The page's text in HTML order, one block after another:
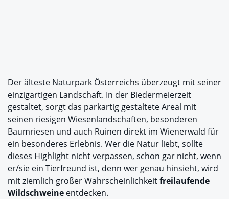
Der älteste Naturpark Österreichs überzeugt mit seiner
einzigartigen Landschaft. In der Biedermeierzeit
gestaltet, sorgt das parkartig gestaltete Areal mit
seinen riesigen Wiesenlandschaften, besonderen
Baumriesen und auch Ruinen direkt im Wienerwald für
ein besonderes Erlebnis. Wer die Natur liebt, sollte
dieses Highlight nicht verpassen, schon gar nicht, wenn
er/sie ein Tierfreund ist, denn wer genau hinsieht, wird
mit ziemlich großer Wahrscheinlichkeitfreilaufende
Wildschweine entdecken.